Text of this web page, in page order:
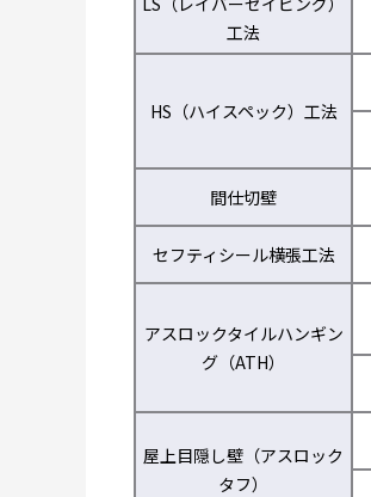
工法
HS（ハイスペック）工法
間仕切壁
セフティシール横張工法
アスロックタイルハンギン
グ（ATH）
屋上目隠し壁（アスロック
タフ）